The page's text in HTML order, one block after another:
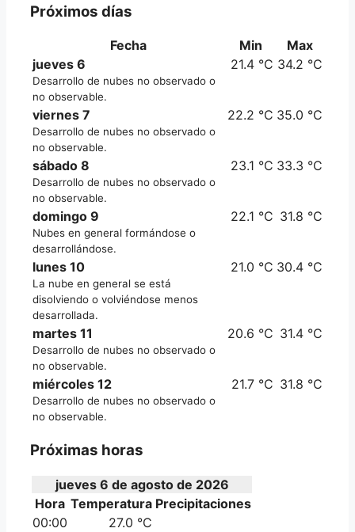
Próximos días
Fecha Min
Max
jueves 6
Desarrollo de nubes no observado o
no observable.
21.4 °C 34.2 °C
viernes 7
Desarrollo de nubes no observado o
no observable.
22.2 °C 35.0 °C
sábado 8
Desarrollo de nubes no observado o
no observable.
23.1 °C 33.3 °C
domingo 9
Nubes en general formándose o
desarrollándose.
22.1 °C 31.8 °C
lunes 10
La nube en general se está
disolviendo o volviéndose menos
desarrollada.
21.0 °C 30.4 °C
martes 11
Desarrollo de nubes no observado o
no observable.
20.6 °C 31.4 °C
miércoles 12
Desarrollo de nubes no observado o
no observable.
21.7 °C 31.8 °C
Próximas horas
jueves 6 de agosto de 2026
Hora Temperatura Precipitaciones
00:00
27.0 °C